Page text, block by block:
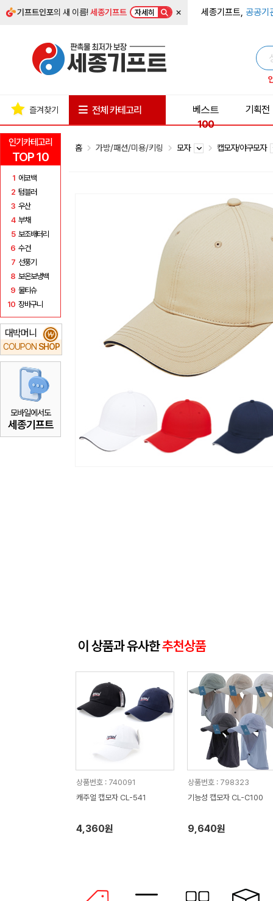
기프트인포의 새 이름!세종기프트 자세히 × 세종기프트, 공공기
인기카테고리
TOP 10
1 에코백
2 텀블러
3 우산
4 부채
5 보조배터리
6 수건
7 선풍기
8 보온보냉백
9 물티슈
10 장바구니
대박머니
COUPON SHOP
₩
모바일에서도
세종기프트
즐겨찾기 전체 카테고리
베스트
100
기획전
홈 가방/패션/미용/키링 모자 캡모자/야구모자
이 상품과 유사한추천상품
상품번호 : 740091
캐주얼 캡모자 CL-541
4,360원
상품번호 : 798323
기능성 캡모자 CL-C100
9,640원